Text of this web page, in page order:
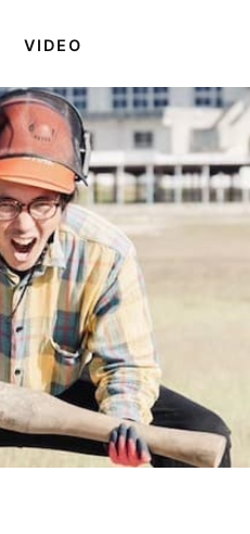
VIDEO